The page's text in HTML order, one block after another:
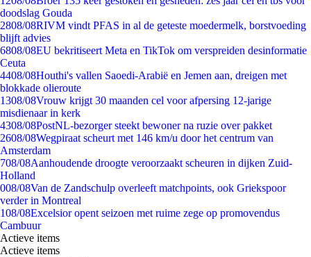
doodslag Gouda
2808/08RIVM vindt PFAS in al de geteste moedermelk, borstvoeding
blijft advies
6808/08EU bekritiseert Meta en TikTok om verspreiden desinformatie
Ceuta
4408/08Houthi's vallen Saoedi-Arabië en Jemen aan, dreigen met
blokkade olieroute
1308/08Vrouw krijgt 30 maanden cel voor afpersing 12-jarige
misdienaar in kerk
4308/08PostNL-bezorger steekt bewoner na ruzie over pakket
2608/08Wegpiraat scheurt met 146 km/u door het centrum van
Amsterdam
708/08Aanhoudende droogte veroorzaakt scheuren in dijken Zuid-
Holland
008/08Van de Zandschulp overleeft matchpoints, ook Griekspoor
verder in Montreal
108/08Excelsior opent seizoen met ruime zege op promovendus
Cambuur
Actieve items
Actieve items